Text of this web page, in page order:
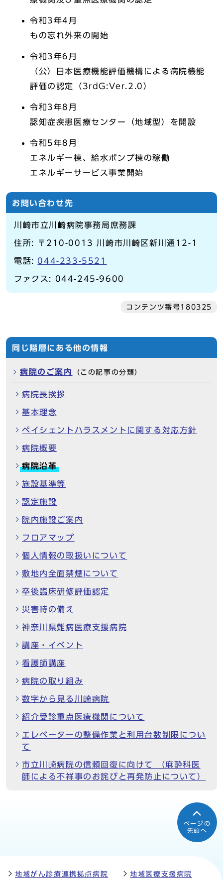
令和3年4月
もの忘れ外来の開始
令和3年6月
（公）日本医療機能評価機構による病院機能
評価の認定（3rdG:Ver.2.0）
令和3年8月
認知症疾患医療センター（地域型）を開設
令和5年8月
エネルギー棟、給水ポンプ棟の稼働
エネルギーサービス事業開始
お問い合わせ先
川崎市立川崎病院事務局庶務課
住所: 〒210-0013 川崎市川崎区新川通12-1
電話: 044-233-5521
ファクス: 044-245-9600
コンテンツ番号180325
同じ階層にある他の情報
病院のご案内 （この記事の分類）
病院長挨拶
基本理念
ペイシェントハラスメントに関する対応方針
病院概要
病院沿革
施設基準等
認定施設
院内施設ご案内
フロアマップ
個人情報の取扱いについて
敷地内全面禁煙について
卒後臨床研修評価認定
災害時の備え
神奈川県難病医療支援病院
講座・イベント
看護師講座
病院の取り組み
数字から見る川崎病院
紹介受診重点医療機関について
エレベーターの整備作業と利用台数制限につい
て
市立川崎病院の信頼回復に向けて （麻酔科医
師による不祥事のお詫びと再発防止について）
ページの
先頭へ
地域がん診療連携拠点病院 地域医療支援病院